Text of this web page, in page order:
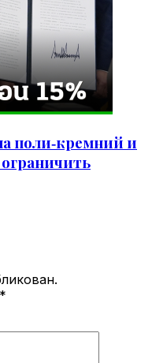
поли‑кремний и
*